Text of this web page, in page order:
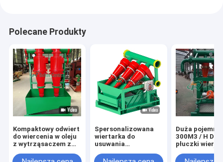
Polecane Produkty
Kompaktowy odwiert
do wiercenia w oleju
z wytrząsaczem z
DN125 mm Średnica
Spersonalizowana
wiertarka do
usuwania
hydrocyklonu,
Duża
300M3 / H
płuczki
wlotu ISO9001